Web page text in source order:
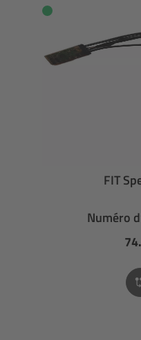
FIT
Numéro